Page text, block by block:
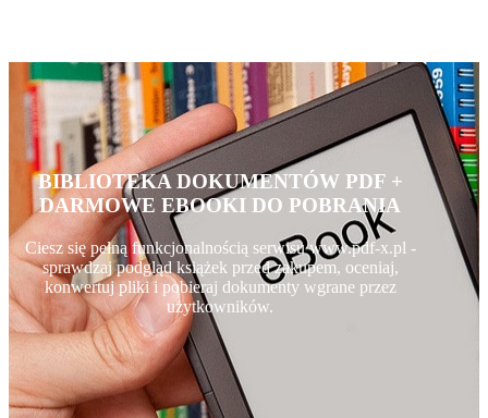
BIBLIOTEKA DOKUMENTÓW PDF +
DARMOWE EBOOKI DO POBRANIA
Ciesz się pełną funkcjonalnością serwisu www.pdf-x.pl -
sprawdzaj podgląd książek przed zakupem, oceniaj,
konwertuj pliki i pobieraj dokumenty wgrane przez
użytkowników.